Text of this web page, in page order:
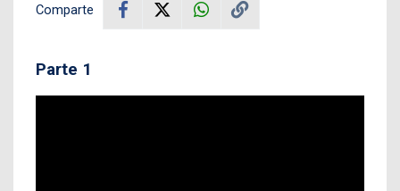
Comparte
Parte 1